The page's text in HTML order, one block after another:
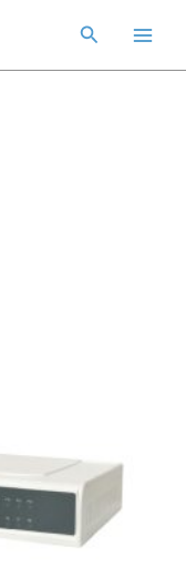
搜
尋